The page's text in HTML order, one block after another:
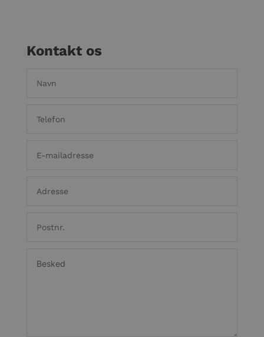
Kontakt os